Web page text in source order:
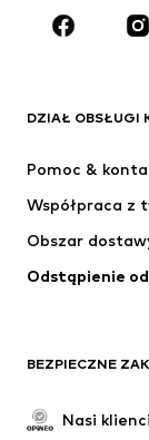
MARKI
Next
SUPERFIT
DZIAŁ OBSŁUGI
Pomoc &
Współpraca z
Obszar
Odstąpienie
BEZPIECZNE
Nasi